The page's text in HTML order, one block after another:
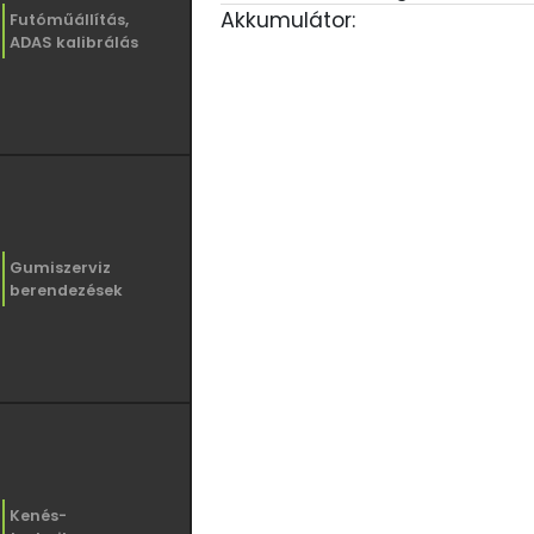
Futóműállítás,
ADAS kalibrálás
Gumiszerviz
berendezések
Kenés-
Akkumulátor: